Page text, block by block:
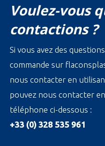
Voulez-vous
contactions ?
Si vous avez des
commande sur
nous contacter en
pouvez nous contacter
téléphone ci-dessous :
+33 (0) 328 535 961